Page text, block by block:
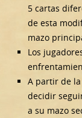
5 cartas
de esta
mazo
Los
A partir de
decidir
a su mazo